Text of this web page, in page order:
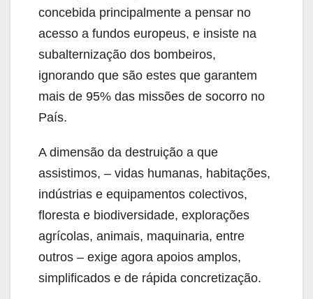
concebida principalmente a pensar no
acesso a fundos europeus, e insiste na
subalternização dos bombeiros,
ignorando que são estes que garantem
mais de 95% das missões de socorro no
País.
A dimensão da destruição a que
assistimos, – vidas humanas, habitações,
indústrias e equipamentos colectivos,
floresta e biodiversidade, explorações
agrícolas, animais, maquinaria, entre
outros – exige agora apoios amplos,
simplificados e de rápida concretização.